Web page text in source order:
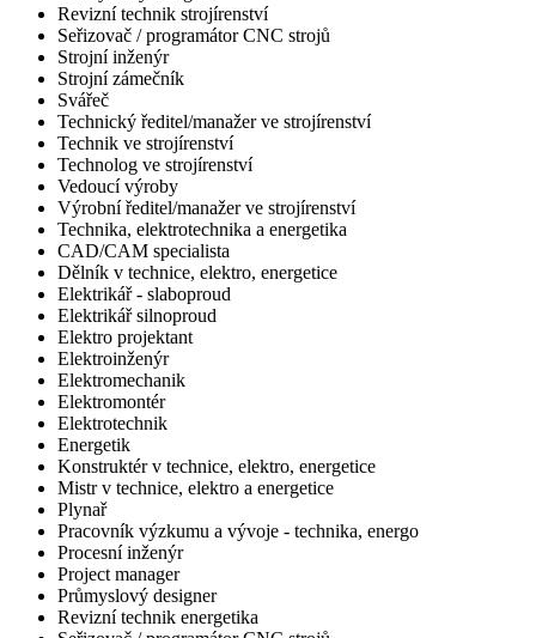
Revizní technik strojírenství
Seřizovač / programátor CNC strojů
Strojní inženýr
Strojní zámečník
Svářeč
Technický ředitel/manažer ve strojírenství
Technik ve strojírenství
Technolog ve strojírenství
Vedoucí výroby
Výrobní ředitel/manažer ve strojírenství
Technika, elektrotechnika a energetika
CAD/CAM specialista
Dělník v technice, elektro, energetice
Elektrikář - slaboproud
Elektrikář silnoproud
Elektro projektant
Elektroinženýr
Elektromechanik
Elektromontér
Elektrotechnik
Energetik
Konstruktér v technice, elektro, energetice
Mistr v technice, elektro a energetice
Plynař
Pracovník výzkumu a vývoje - technika, energo
Procesní inženýr
Project manager
Průmyslový designer
Revizní technik energetika